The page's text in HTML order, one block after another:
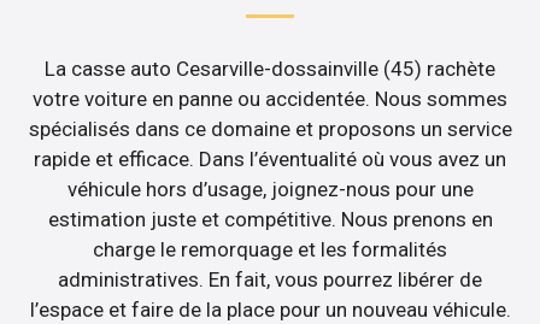
La casse auto Cesarville-dossainville (45) rachète
votre voiture en panne ou accidentée. Nous sommes
spécialisés dans ce domaine et proposons un service
rapide et efficace. Dans l’éventualité où vous avez un
véhicule hors d’usage, joignez-nous pour une
estimation juste et compétitive. Nous prenons en
charge le remorquage et les formalités
administratives. En fait, vous pourrez libérer de
l’espace et faire de la place pour un nouveau véhicule.